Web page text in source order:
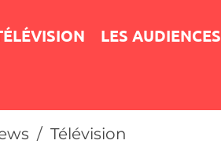
LES AUDIENCES
Télévision